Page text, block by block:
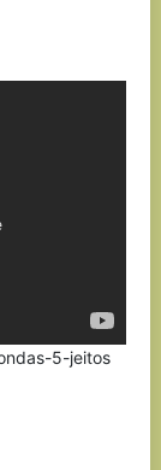
5-jeitos